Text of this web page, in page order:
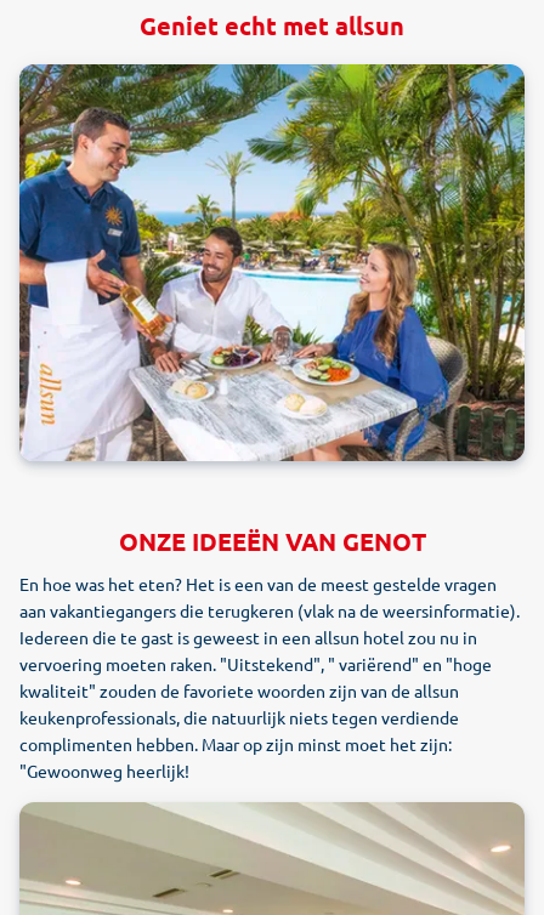
Geniet echt met allsun
ONZE IDEEËN VAN GENOT
En hoe was het eten? Het is een van de meest gestelde vragen
aan vakantiegangers die terugkeren (vlak na de weersinformatie).
Iedereen die te gast is geweest in een allsun hotel zou nu in
vervoering moeten raken. "Uitstekend", " variërend" en "hoge
kwaliteit" zouden de favoriete woorden zijn van de allsun
keukenprofessionals, die natuurlijk niets tegen verdiende
complimenten hebben. Maar op zijn minst moet het zijn:
"Gewoonweg heerlijk!